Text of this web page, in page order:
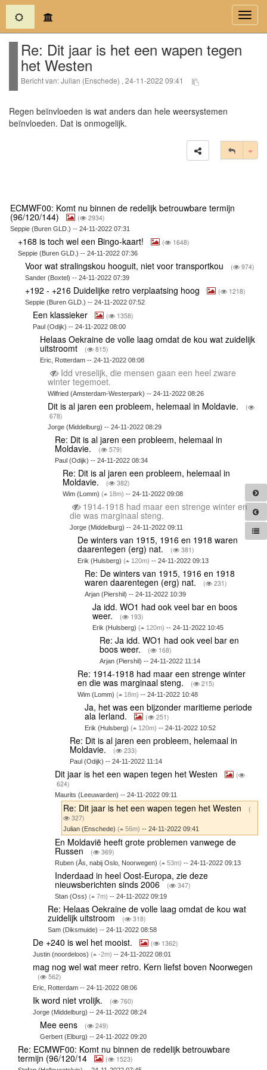
(current)
Re: Dit jaar is het een wapen tegen
het Westen
Bericht van: Julian (Enschede) , 24-11-2022 09:41
Regen beïnvloeden is wat anders dan hele weersystemen
beïnvloeden. Dat is onmogelijk.
ECMWF00: Komt nu binnen de redelijk betrouwbare termijn
(96/120/144) ( 2934)
Seppie (Buren GLD.) -- 24-11-2022 07:31
+168 is toch wel een Bingo-kaart! ( 1648)
Seppie (Buren GLD.) -- 24-11-2022 07:36
Voor wat stralingskou hooguit, niet voor transportkou ( 974)
Sander (Boxtel) -- 24-11-2022 07:39
+192 - +216 Duidelijke retro verplaatsing hoog ( 1218)
Seppie (Buren GLD.) -- 24-11-2022 07:52
Een klassieker ( 1358)
Paul (Odijk) -- 24-11-2022 08:00
Helaas Oekraine de volle laag omdat de kou wat zuidelijk
uitstroomt ( 815)
Eric, Rotterdam -- 24-11-2022 08:08
Idd vreselijk, die mensen gaan een heel zware
winter tegemoet.
Wilfried (Amsterdam-Westerpark) -- 24-11-2022 08:26
Dit is al jaren een probleem, helemaal in Moldavie.
(
678)
Jorge (Middelburg) -- 24-11-2022 08:29
Re: Dit is al jaren een probleem, helemaal in
Moldavie. ( 579)
Paul (Odijk) -- 24-11-2022 08:34
Re: Dit is al jaren een probleem, helemaal in
Moldavie. ( 382)
Wim (Lomm) ( 18m) -- 24-11-2022 09:08
1914-1918 had maar een strenge winter en
die was marginaal steng.
Jorge (Middelburg) -- 24-11-2022 09:11
De winters van 1915, 1916 en 1918 waren
daarentegen (erg) nat. ( 381)
Erik (Hulsberg) ( 120m) -- 24-11-2022 09:13
Re: De winters van 1915, 1916 en 1918
waren daarentegen (erg) nat. ( 231)
Arjan (Piershil) -- 24-11-2022 10:39
Ja idd. WO1 had ook veel bar en boos
weer. ( 193)
Erik (Hulsberg) ( 120m) -- 24-11-2022 10:45
Re: Ja idd. WO1 had ook veel bar en
boos weer. ( 168)
Arjan (Piershil) -- 24-11-2022 11:14
Re: 1914-1918 had maar een strenge winter
en die was marginaal steng. ( 215)
Wim (Lomm) ( 18m) -- 24-11-2022 10:48
Ja, het was een bijzonder maritieme periode
ala Ierland. ( 251)
Erik (Hulsberg)( 120m) -- 24-11-2022 10:52
Re: Dit is al jaren een probleem, helemaal in
Moldavie. ( 233)
Paul (Odijk) -- 24-11-2022 11:14
Dit jaar is het een wapen tegen het Westen
(
624)
Maurits (Leeuwarden) -- 24-11-2022 09:11
Re: Dit jaar is het een wapen tegen het Westen
(
327)
Julian (Enschede) ( 56m) -- 24-11-2022 09:41
En Moldavië heeft grote problemen vanwege de
Russen ( 369)
Ruben (Ås, nabij Oslo, Noorwegen)( 53m) -- 24-11-2022 09:13
Inderdaad in heel Oost-Europa, zie deze
nieuwsberichten sinds 2006 ( 347)
Stan (Oss)( 7m) -- 24-11-2022 09:19
Re: Helaas Oekraine de volle laag omdat de kou wat
zuidelijk uitstroom ( 318)
Sam (Diksmuide) -- 24-11-2022 08:58
De +240 is wel het mooist. ( 1362)
Justin (noordeloos) ( -2m) -- 24-11-2022 08:01
mag nog wel wat meer retro. Kern liefst boven Noorwegen
( 562)
Eric, Rotterdam -- 24-11-2022 08:06
Ik word niet vrolijk. ( 760)
Jorge (Middelburg) -- 24-11-2022 08:24
Mee eens ( 249)
Gerbert (Elburg) -- 24-11-2022 09:20
Re: ECMWF00: Komt nu binnen de redelijk betrouwbare
termijn (96/120/14 ( 1523)